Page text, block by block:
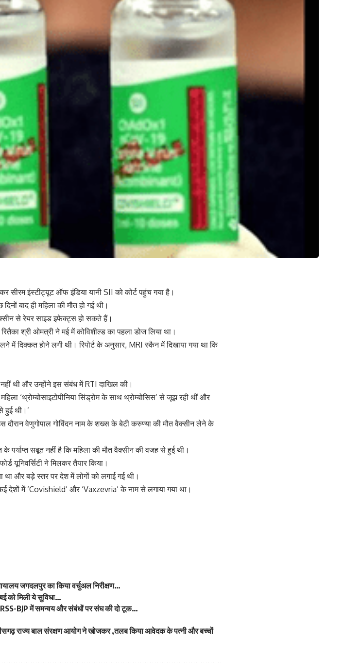
सीरम इंस्टीट्यूट ऑफ इंडिया यानी SII को कोर्ट पहुंच गया है।
बाद ही महिला की मौत हो गई थी।
से रेयर साइड इफेक्ट्स हो सकते हैं।
श्री ओमत्री ने मई में कोविशील्ड का पहला डोज लिया था।
में दिक्कत होने लगी थी। रिपोर्ट के अनुसार, MRI स्कैन में दिखाया गया था कि
थी और उन्होंने इस संबंध में RTI दाखिल की।
‘थ्रोम्बोसाइटोपीनिया सिंड्रोम के साथ थ्रोम्बोसिस’ से जूझ रही थीं और
हुई थी।’
दौरान वेणुगोपाल गोविंदन नाम के शख्स के बेटी करुण्या की मौत वैक्सीन लेने के
पर्याप्त सबूत नहीं है कि महिला की मौत वैक्सीन की वजह से हुई थी।
यूनिवर्सिटी ने मिलकर तैयार किया।
और बड़े स्तर पर देश में लोगों को लगाई गई थी।
देशों में ‘Covishield’ और ‘Vaxzevria’ के नाम से लगाया गया था।
जगदलपुर का किया वर्चुअल निरीक्षण…
को मिली ये सुविधा…
RSS-BJP में समन्वय और संबंधों पर संघ की दो टूक…
राज्य बाल संरक्षण आयोग ने खोजकर ,तलब किया आवेदक के पत्नी और बच्चों